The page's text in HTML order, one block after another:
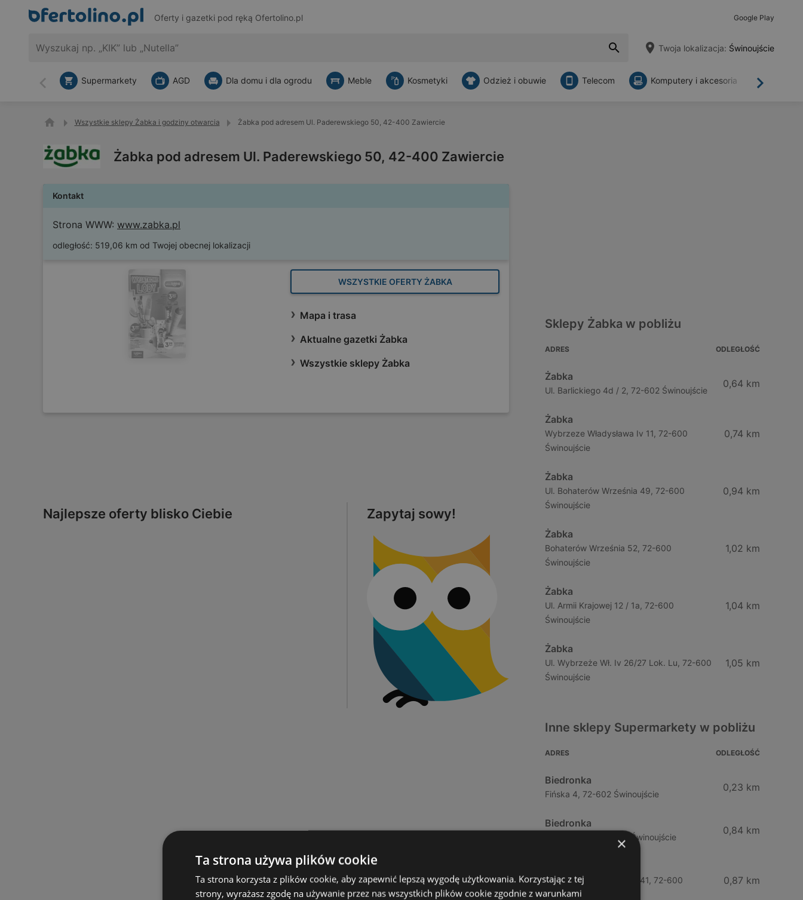
Oferty i gazetki pod ręką Ofertolino.pl Google Play
Twoja lokalizacja: Świnoujście
Wstecz Dalej
Supermarkety AGD Dla domu i dla ogrodu Meble Kosmetyki Odzież i obuwie Telecom Komputery i akcesoria
Wszystkie sklepy Żabka i godziny otwarcia Żabka pod adresem Ul. Paderewskiego 50, 42-400 Zawiercie
Żabka pod adresem Ul. Paderewskiego 50, 42-400 Zawiercie
Kontakt
Strona WWW: www.zabka.pl
odległość: 519,06 km od Twojej obecnej lokalizacji
WSZYSTKIE OFERTY ŻABKA
Mapa i trasa
Aktualne gazetki Żabka
Wszystkie sklepy Żabka
Najlepsze oferty blisko Ciebie Zapytaj sowy!
Sklepy Żabka w pobliżu
ADRES ODLEGŁOŚĆ
Żabka
Ul. Barlickiego 4d / 2, 72-602 Świnoujście
0,64 km
Żabka
Wybrzeze Władysława Iv 11, 72-600
Świnoujście
0,74 km
Żabka
Ul. Bohaterów Września 49, 72-600
Świnoujście
0,94 km
Żabka
Bohaterów Września 52, 72-600
Świnoujście
1,02 km
Żabka
Ul. Armii Krajowej 12 / 1a, 72-600
Świnoujście
1,04 km
Żabka
Ul. Wybrzeże Wł. Iv 26/27 Lok. Lu, 72-600
Świnoujście
1,05 km
Inne sklepy Supermarkety w pobliżu
ADRES ODLEGŁOŚĆ
Biedronka
Fińska 4, 72-602 Świnoujście
0,23 km
Biedronka
Chrobrego 9, 72-600 Świnoujście
0,84 km
Ul. Bohaterów Września 41, 72-600
Świnoujście
0,87 km
×
Ta strona używa plików cookie
Ta strona korzysta z plików cookie, aby zapewnić lepszą wygodę użytkowania. Korzystając z tej
strony, wyrażasz zgodę na używanie przez nas wszystkich plików cookie zgodnie z warunkami